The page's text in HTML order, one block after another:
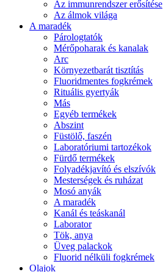
Az immunrendszer erősítése
Az álmok világa
A maradék
Párologtatók
Mérőpoharak és kanalak
Arc
Környezetbarát tisztítás
Fluoridmentes fogkrémek
Rituális gyertyák
Más
Egyéb termékek
Abszint
Füstölő, faszén
Laboratóriumi tartozékok
Fürdő termékek
Folyadékjavító és elszívók
Mesterségek és ruházat
Mosó anyák
A maradék
Kanál és teáskanál
Laborator
Tök, anya
Üveg palackok
Fluorid nélküli fogkrémek
Olajok